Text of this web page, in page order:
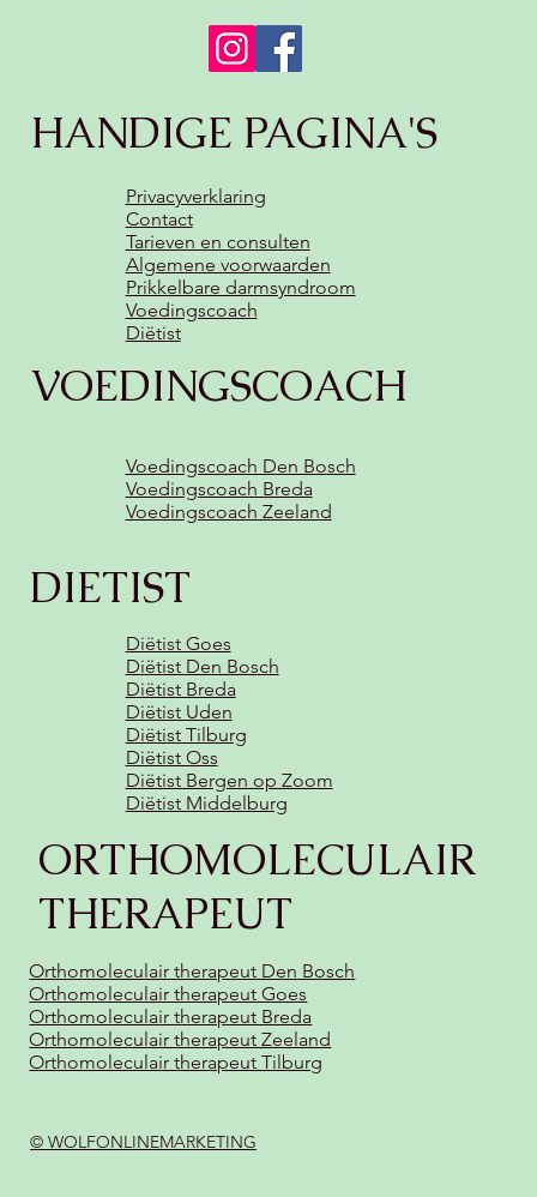
HANDIGE PAGINA'S
© WOLFONLINEMARKETING
Privacyverklaring
Contact
Tarieven en consulten
Algemene voorwaarden
Prikkelbare darmsyndroom
Voedingscoach
Diëtist
DIETIST
Diëtist Goes
Diëtist Den Bosch
Diëtist Breda
Diëtist Uden
Diëtist Tilburg
Diëtist Oss
Diëtist Bergen op Zoom
Diëtist Middelburg
VOEDINGSCOACH
Voedingscoach Den Bosch
Voedingscoach Breda
Voedingscoach Zeeland
ORTHOMOLECULAIR
THERAPEUT
Orthomoleculair therapeut Den Bosch
Orthomoleculair therapeut Goes
Orthomoleculair therapeut Breda
Orthomoleculair therapeut Zeeland
Orthomoleculair therapeut Tilburg